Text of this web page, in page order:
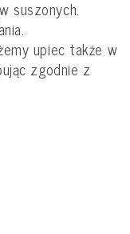
suszonych.
upiec także w
zgodnie z